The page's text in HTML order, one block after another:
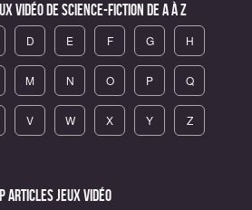
vidéo de science-fiction de A à Z
D E F G H
M N O P Q
V W X Y Z
articles Jeux vidéo